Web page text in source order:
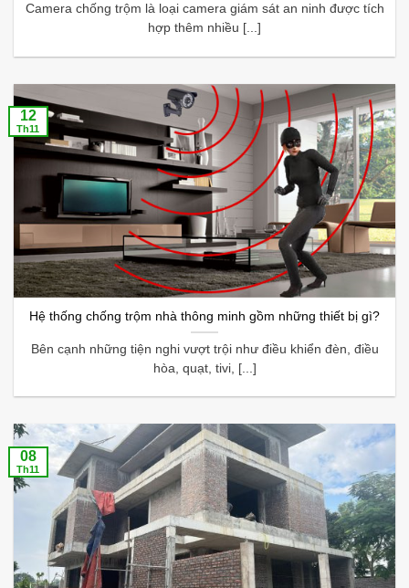
Camera chống trộm là loại camera giám sát an ninh được tích
hợp thêm nhiều [...]
Hệ thống chống trộm nhà thông minh gồm những thiết bị gì?
Bên cạnh những tiện nghi vượt trội như điều khiển đèn, điều
hòa, quạt, tivi, [...]
12
Th11
08
Th11